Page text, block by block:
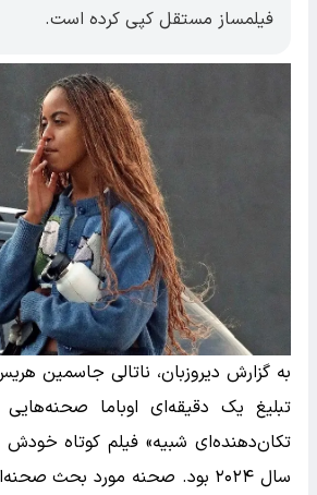
فیلمساز مستقل کپی کرده است.
تبلیغ یک دقیقه‌ای اوباما
تکان‌دهنده‌ای شبیه» فیلم کوتاه خودش
سال ۲۰۲۴ بود. صحنه مورد بحث